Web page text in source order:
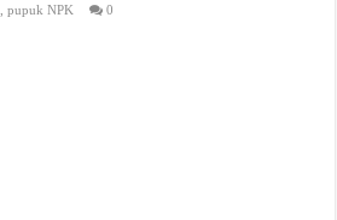
,pupuk NPK 0